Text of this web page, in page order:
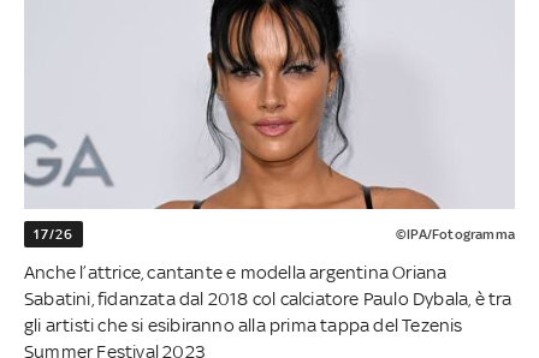
17/26 ©IPA/Fotogramma
Anche l’attrice, cantante e modella argentina Oriana
Sabatini, fidanzata dal 2018 col calciatore Paulo Dybala, è tra
gli artisti che si esibiranno alla prima tappa del Tezenis
Summer Festival 2023